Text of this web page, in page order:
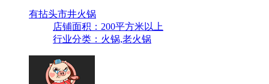
有拈头市井火锅
店铺面积：200平方米以上
行业分类：火锅,老火锅